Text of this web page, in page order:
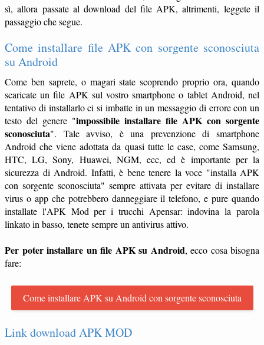
sì, allora passate al download del file APK, altrimenti, leggete il
passaggio che segue.
Come installare file APK con sorgente sconosciuta
su Android
Come ben saprete, o magari state scoprendo proprio ora, quando
scaricate un file APK sul vostro smartphone o tablet Android, nel
tentativo di installarlo ci si imbatte in un messaggio di errore con un
testo del genere "impossibile installare file APK con sorgente
sconosciuta". Tale avviso, è una prevenzione di smartphone
Android che viene adottata da quasi tutte le case, come Samsung,
HTC, LG, Sony, Huawei, NGM, ecc, ed è importante per la
sicurezza di Android. Infatti, è bene tenere la voce "installa APK
con sorgente sconosciuta" sempre attivata per evitare di installare
virus o app che potrebbero danneggiare il telefono, e pure quando
installate l'APK Mod per i trucchi Apensar: indovina la parola
linkato in basso, tenete sempre un antivirus attivo.
Per poter installare un file APK su Android, ecco cosa bisogna
fare:
Come installare APK su Android con sorgente sconosciuta
Link download APK MOD